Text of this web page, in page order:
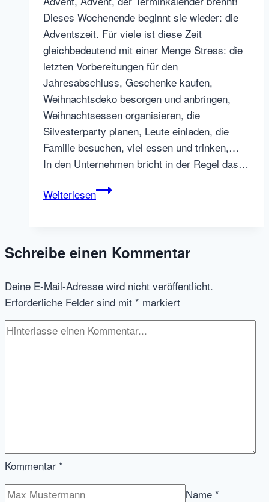
Leben
Dieses Wochenende beginnt sie wieder: die
Adventszeit. Für viele ist diese Zeit
gleichbedeutend mit einer Menge Stress: die
letzten Vorbereitungen für den
Jahresabschluss, Geschenke kaufen,
Weihnachtsdeko besorgen und anbringen,
Weihnachtsessen organisieren, die
Silvesterparty planen, Leute einladen, die
Familie besuchen, viel essen und trinken,…
In den Unternehmen bricht in der Regel das…
WeiterlesenSei
ein
Gut,
und
warum
dieses
Schreibe einen Kommentar
Deine E-Mail-Adresse wird nicht veröffentlicht.
Erforderliche Felder sind mit * markiert
Kommentar *
Name *